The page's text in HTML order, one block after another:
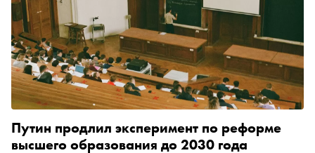
Путин продлил эксперимент по реформе
высшего образования до 2030 года